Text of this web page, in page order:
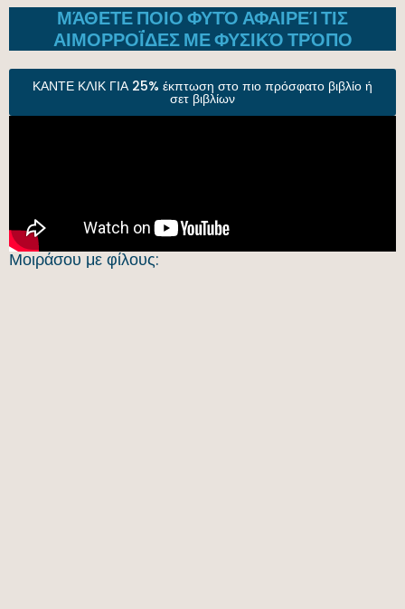
ΜΆΘΕΤΕ ΠΟΙΟ ΦΥΤΌ ΑΦΑΙΡΕΊ ΤΙΣ
ΑΙΜΟΡΡΟΪ́ΔΕΣ ΜΕ ΦΥΣΙΚΌ ΤΡΌΠΟ
ΚΑΝΤΕ ΚΛΙΚ ΓΙΑ 25% έκπτωση στο πιο πρόσφατο βιβλίο ή
σετ βιβλίων
Μοιράσου με φίλους: